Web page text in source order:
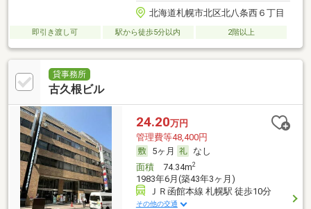
北海道札幌市北区北八条西６丁目
即引き渡し可 駅から徒歩5分以内 2階以上
貸事務所
古久根ビル
24.20万円
管理費等48,400円
5ヶ月
なし
面積74.34m2
1983年6月(築43年3ヶ月)
ＪＲ函館本線 札幌駅 徒歩10分
その他の交通